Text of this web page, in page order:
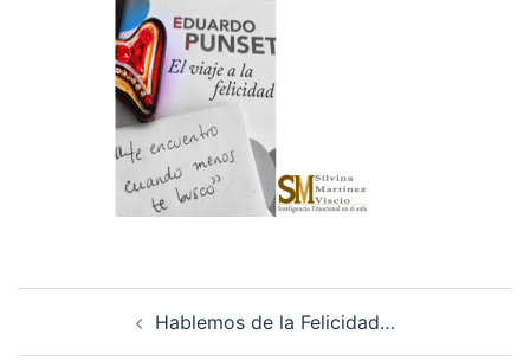
Hablemos de la Felicidad…